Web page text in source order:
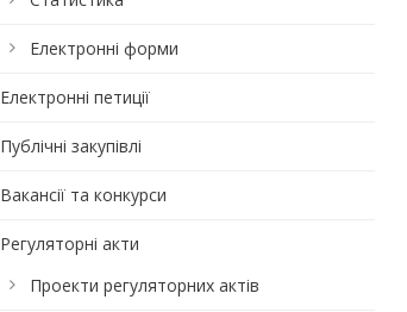
Електронні форми
Електронні петиції
Публічні закупівлі
Вакансії та конкурси
Регуляторні акти
Проекти регуляторних актів